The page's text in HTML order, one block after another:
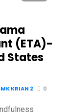
(ETA)-
States
KRIAN 2 0